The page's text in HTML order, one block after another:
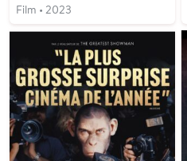
Film • 2023